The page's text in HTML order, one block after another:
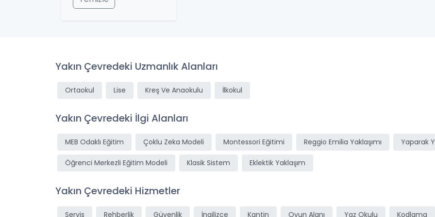
Yakın Çevredeki Uzmanlık Alanları
Ortaokul Lise Kreş Ve Anaokulu İlkokul
Yakın Çevredeki İlgi Alanları
MEB Odaklı Eğitim Çoklu Zeka Modeli Montessori Eğitimi Reggio Emilia Yaklaşımı Yaparak
Öğrenci Merkezli Eğitim Modeli Klasik Sistem Eklektik Yaklaşım
Yakın Çevredeki Hizmetler
Servis Rehberlik Güvenlik İngilizce Kantin Oyun Alanı Yaz Okulu Kodlama